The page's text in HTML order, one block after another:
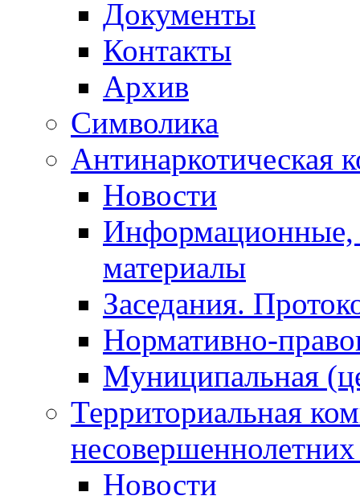
Документы
Контакты
Архив
Символика
Антинаркотическая
Новости
Информационные,
материалы
Заседания.
Нормативно-
Муниципальная
Территориальная
Новости